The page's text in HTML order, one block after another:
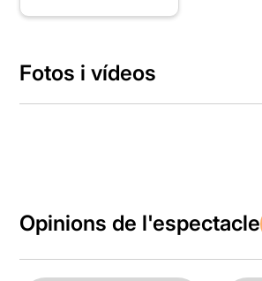
Fotos i vídeos
Opinions de l'espectacle